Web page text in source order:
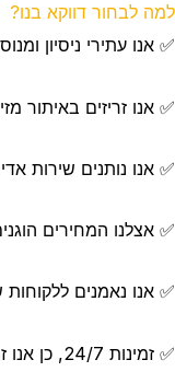
למה לבחור דווקא בנו?
✅ אנו עתירי ניסיון
✅ אנו זריזים באיתור
✅ אנו נותנים שירות
✅ אצלנו המחירים
✅ אנו נאמנים
✅ זמינות 24/7, כן אנו זמינים עבורכם בכל רגע נתון.